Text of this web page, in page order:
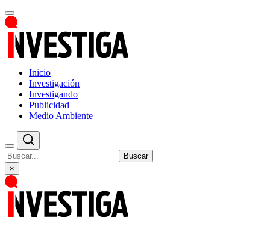
Inicio
Investigación
Investigando
Publicidad
Medio Ambiente
Buscar
×